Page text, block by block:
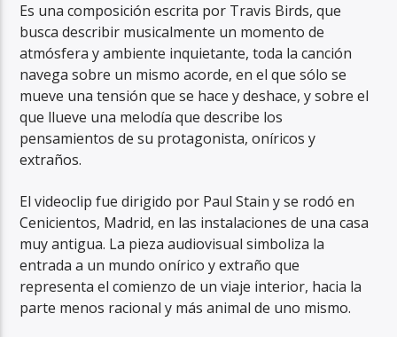
Es una composición escrita por Travis Birds, que
busca describir musicalmente un momento de
atmósfera y ambiente inquietante, toda la canción
navega sobre un mismo acorde, en el que sólo se
mueve una tensión que se hace y deshace, y sobre el
que llueve una melodía que describe los
pensamientos de su protagonista, oníricos y
extraños.
El videoclip fue dirigido por Paul Stain y se rodó en
Cenicientos, Madrid, en las instalaciones de una casa
muy antigua. La pieza audiovisual simboliza la
entrada a un mundo onírico y extraño que
representa el comienzo de un viaje interior, hacia la
parte menos racional y más animal de uno mismo.